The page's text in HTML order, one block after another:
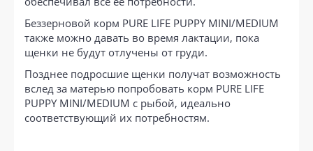
Беззерновой корм PURE LIFE PUPPY MINI/MEDIUM
также можно давать во время лактации, пока
щенки не будут отлучены от груди.
Позднее подросшие щенки получат возможность
вслед за матерью попробовать корм PURE LIFE
PUPPY MINI/MEDIUM с рыбой, идеально
соответствующий их потребностям.